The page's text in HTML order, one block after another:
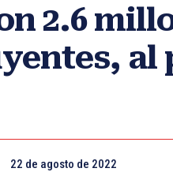
2.6
al
22 de agosto de 2022